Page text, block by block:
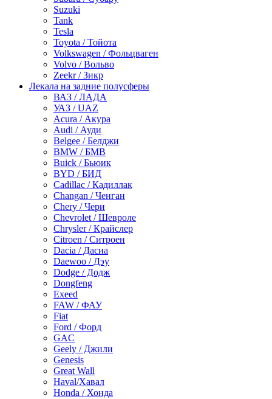
Suzuki
Tank
Tesla
Toyota / Тойота
Volkswagen / Фольцваген
Volvo / Вольво
Zeekr / Зикр
Лекала на задние полусферы
ВАЗ / ЛАДА
УАЗ / UAZ
Acura / Акура
Audi / Ауди
Belgee / Белджи
BMW / БМВ
Buick / Бьюик
BYD / БИД
Cadillac / Кадиллак
Changan / Ченган
Chery / Чери
Chevrolet / Шевроле
Chrysler / Крайслер
Citroen / Ситроен
Dacia / Дасиа
Daewoo / Дэу
Dodge / Додж
Dongfeng
Exeed
FAW / ФАУ
Fiat
Ford / Форд
GAC
Geely / Джили
Genesis
Great Wall
Haval/Хавал
Honda / Хонда